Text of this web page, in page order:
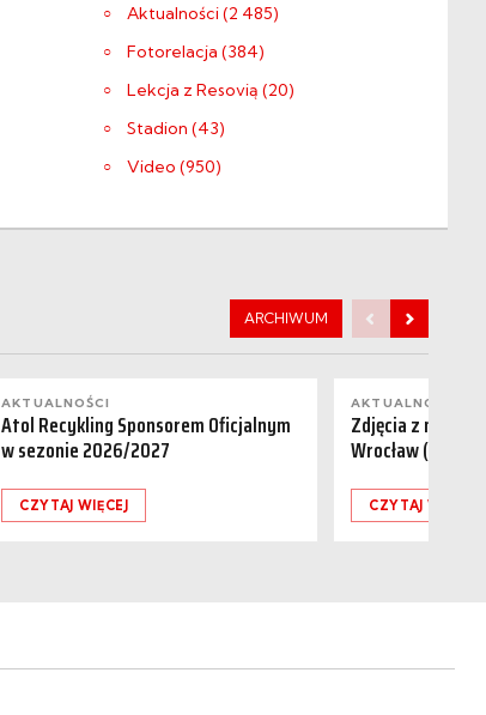
Aktualności (2 485)
Fotorelacja (384)
Lekcja z Resovią (20)
Stadion (43)
Video (950)
ARCHIWUM
AKTUALNOŚCI
Atol Recykling Sponsorem Oficjalnym
w sezonie 2026/2027
CZYTAJ WIĘCEJ
AKTUALNOŚCI
Zdjęcia z meczu
Wrocław
CZYTAJ WIĘCEJ